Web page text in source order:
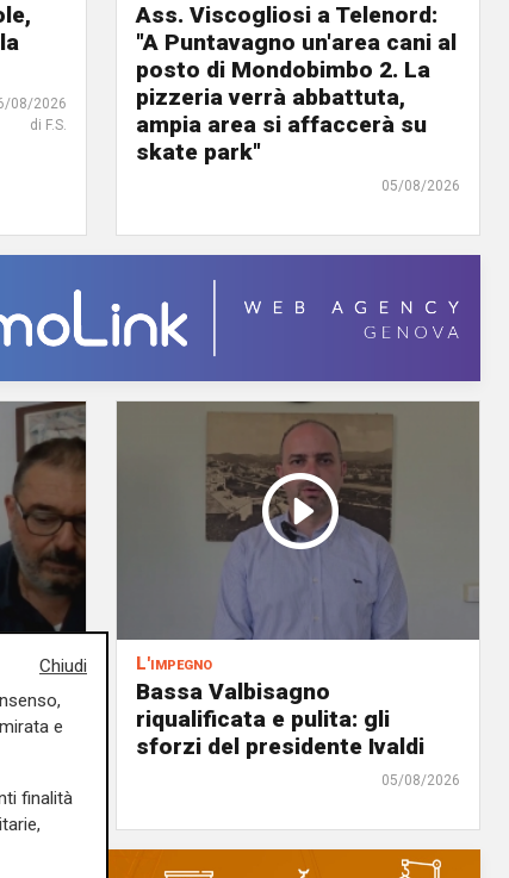
08/2026
di F.S.
Ass. Viscogliosi a Telenord:
"A Puntavagno un'area cani al
posto di Mondobimbo 2. La
pizzeria verrà abbattuta,
ampia area si affaccerà su
skate park"
05/08/2026
L'impegno
Bassa Valbisagno
riqualificata e pulita: gli
sforzi del presidente Ivaldi
05/08/2026
Chiudi
e
finalità